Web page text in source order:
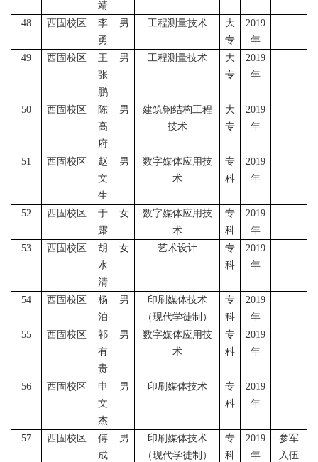
靖
48 西固校区
李
勇
男 工程测量技术
大
专
2019
年
49
西固校区
王
张
鹏
男 工程测量技术
大
专
2019
年
50 西固校区
陈
高
府
男
建筑钢结构工程
技术
大
专
2019
年
51 西固校区
赵
文
生
男
数字媒体应用技
术
专
科
2019
年
52 西固校区
于
露
女
数字媒体应用技
术
专
科
2019
年
53
西固校区
胡
水
清
女 艺术设计
专
科
2019
年
54 西固校区
杨
泊
男
印刷媒体技术
（现代学徒制）
专
科
2019
年
55
西固校区
祁
有
贵
男
数字媒体应用技
术
专
科
2019
年
56 西固校区
申
文
杰
男 印刷媒体技术
专
科
2019
年
57 西固校区
傅
成
男
印刷媒体技术
（现代学徒制）
专
科
2019
年
参军
入伍